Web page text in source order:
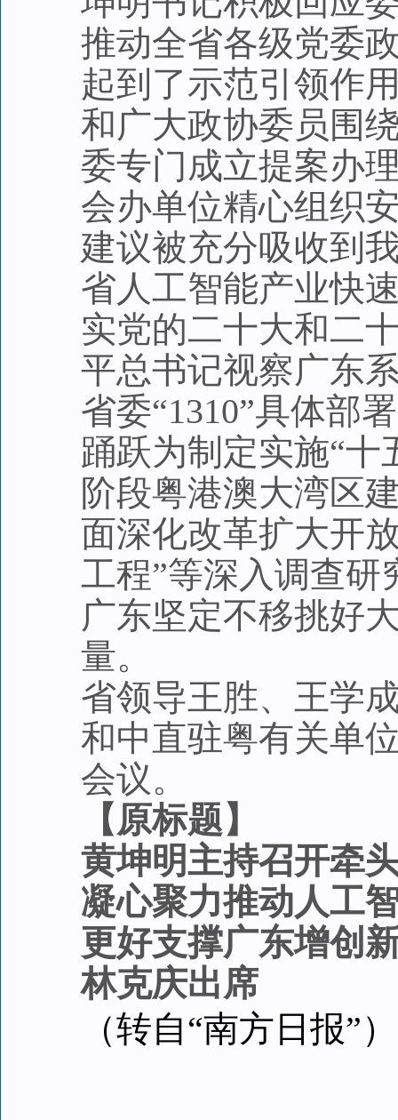
推动全省各级党委
起到了示范引领作
和广大政协委员围
委专门成立提案办
会办单位精心组织
建议被充分吸收到
省人工智能产业快
实党的二十大和二
平总书记视察广东
省委“1310”具体部
踊跃为制定实施“
阶段粤港澳大湾区
面深化改革扩大开
工程”等深入调查
广东坚定不移挑好
量。
省领导王胜、王学
和中直驻粤有关单
会议。
【原标题】
黄坤明主持召开牵
凝心聚力推动人工
更好支撑广东增创
林克庆出席
（转自“南方日报”）